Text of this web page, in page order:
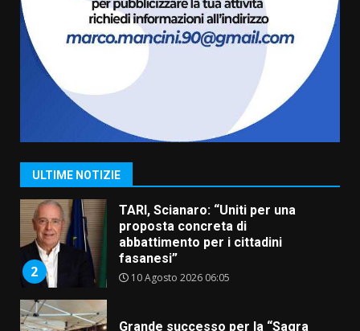
ULTIME NOTIZIE
Politiche Giovanili e Mobilità
Sostenibile: premiati gli studenti
universitari del bando “La strada
giusta”
8 Agosto 2026 07:15
1
Savelletri in festa, pienone sul
porto per Uccio De Santis: la
voce di Antonella Losavio
2
TARI, Scianaro: “Uniti per una
proposta concreta di
abbattimento per i cittadini
fasanesi”
10 Agosto 2026 06:05
Grande successo per la “Sagra